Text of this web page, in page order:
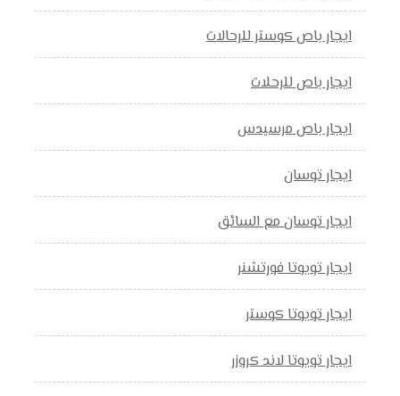
ايجار باص كوستر للرحالات
ايجار باص للرحلات
ايجار باص مرسيدس
ايجار توسان
ايجار توسان مع السائق
ايجار تويوتا فورتشنر
ايجار تويوتا كوستر
ايجار تويوتا لاند كروزر